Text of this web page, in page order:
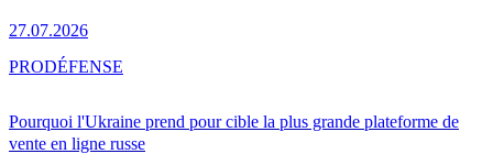
27.07.2026
Pourquoi l'Ukraine prend pour cible la plus grande plateforme de
vente en ligne russe
PRODÉFENSE